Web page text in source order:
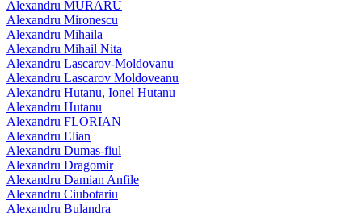
Alexandru MURARU
Alexandru Mironescu
Alexandru Mihaila
Alexandru Mihail Nita
Alexandru Lascarov-Moldovanu
Alexandru Lascarov Moldoveanu
Alexandru Hutanu, Ionel Hutanu
Alexandru Hutanu
Alexandru FLORIAN
Alexandru Elian
Alexandru Dumas-fiul
Alexandru Dragomir
Alexandru Damian Anfile
Alexandru Ciubotariu
Alexandru Bulandra